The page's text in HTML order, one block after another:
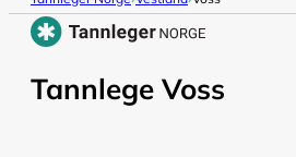
Tannlege Voss